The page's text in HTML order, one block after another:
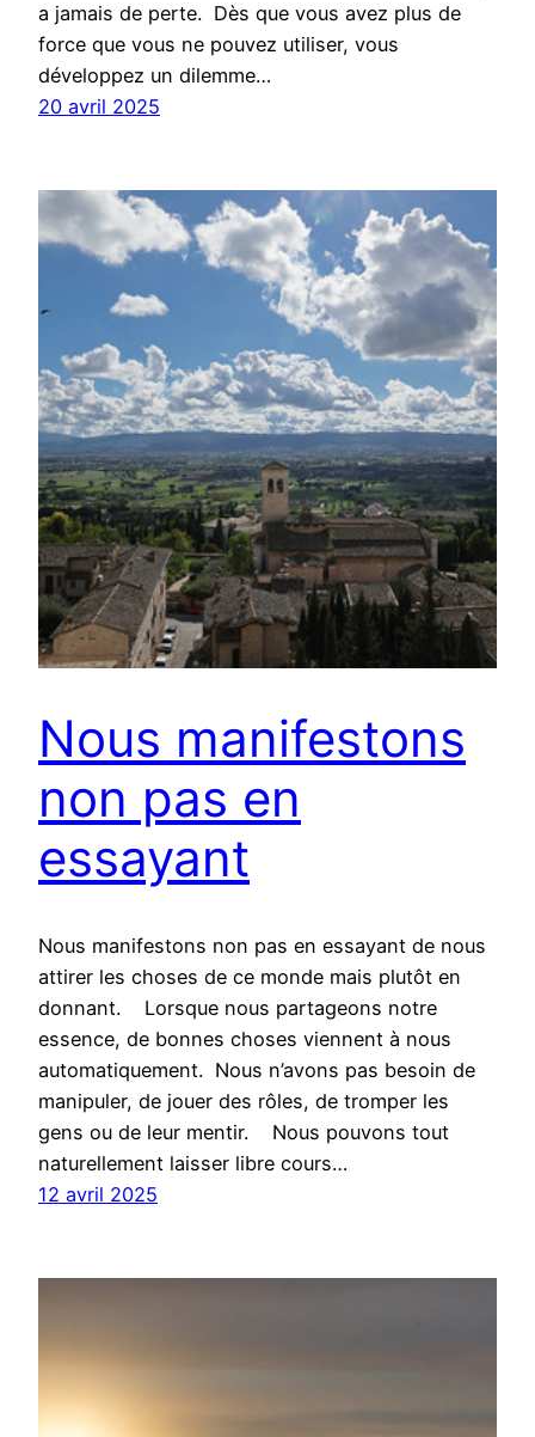
a jamais de perte. Dès que vous avez plus de
force que vous ne pouvez utiliser, vous
développez un dilemme…
20 avril 2025
Nous manifestons
non pas en
essayant
Nous manifestons non pas en essayant de nous
attirer les choses de ce monde mais plutôt en
donnant. Lorsque nous partageons notre
essence, de bonnes choses viennent à nous
automatiquement. Nous n’avons pas besoin de
manipuler, de jouer des rôles, de tromper les
gens ou de leur mentir. Nous pouvons tout
naturellement laisser libre cours…
12 avril 2025